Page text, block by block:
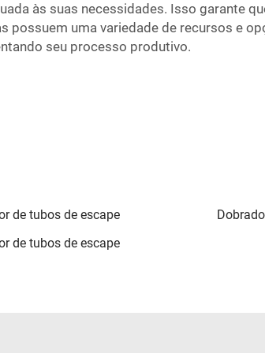
às suas necessidades. Isso garante
possuem uma variedade de recursos e
seu processo produtivo.
de tubos de escape
de tubos de escape